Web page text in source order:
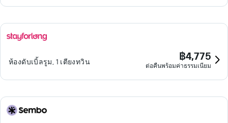
ห้องดับเบิ้ลรูม, 1 เตียงทวิน ฿4,775
ต่อคืนพร้อมค่าธรรมเนียม